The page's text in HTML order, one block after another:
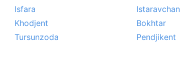
Isfara Istaravchan
Khodjent Bokhtar
Tursunzoda Pendjikent